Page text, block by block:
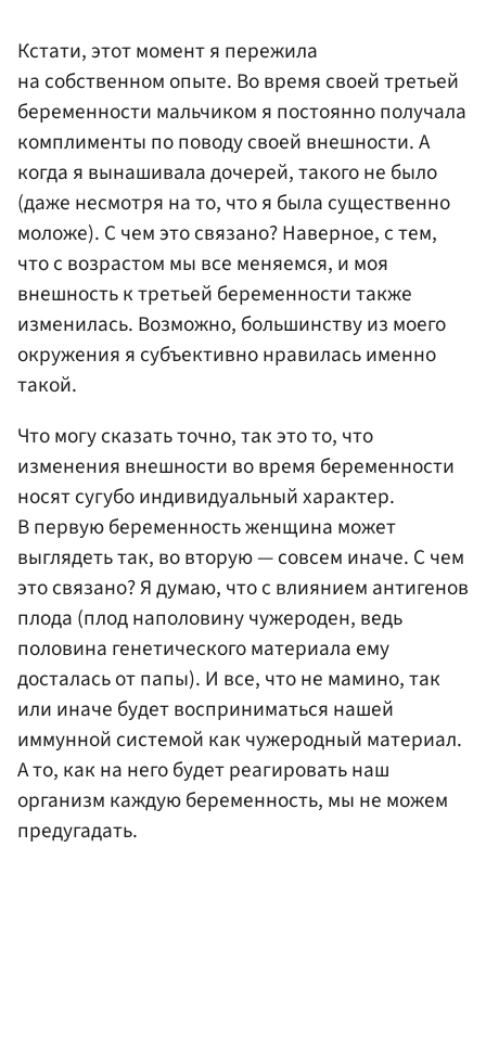
Кстати, этот момент я пережила
на собственном опыте. Во время своей третьей
беременности мальчиком я постоянно получала
комплименты по поводу своей внешности. А
когда я вынашивала дочерей, такого не было
(даже несмотря на то, что я была существенно
моложе). С чем это связано? Наверное, с тем,
что с возрастом мы все меняемся, и моя
внешность к третьей беременности также
изменилась. Возможно, большинству из моего
окружения я субъективно нравилась именно
такой.
Что могу сказать точно, так это то, что
изменения внешности во время беременности
носят сугубо индивидуальный характер.
В первую беременность женщина может
выглядеть так, во вторую — совсем иначе. С чем
это связано? Я думаю, что с влиянием антигенов
плода (плод наполовину чужероден, ведь
половина генетического материала ему
досталась от папы). И все, что не мамино, так
или иначе будет восприниматься нашей
иммунной системой как чужеродный материал.
А то, как на него будет реагировать наш
организм каждую беременность, мы не можем
предугадать.